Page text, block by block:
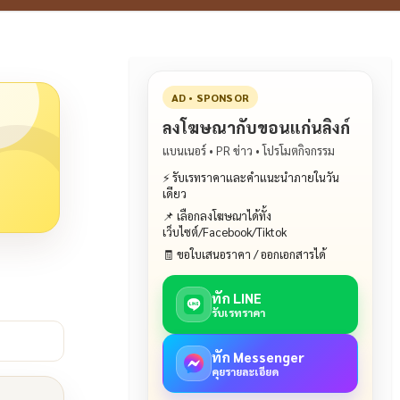
AD • SPONSOR
ลงโฆษณากับขอนแก่นลิงก์
แบนเนอร์ • PR ข่าว • โปรโมตกิจกรรม
⚡ รับเรทราคาและคำแนะนำภายในวัน
เดียว
📌 เลือกลงโฆษณาได้ทั้ง
เว็บไซต์/Facebook/Tiktok
🧾 ขอใบเสนอราคา / ออกเอกสารได้
ทัก LINE
รับเรทราคา
ทัก Messenger
คุยรายละเอียด